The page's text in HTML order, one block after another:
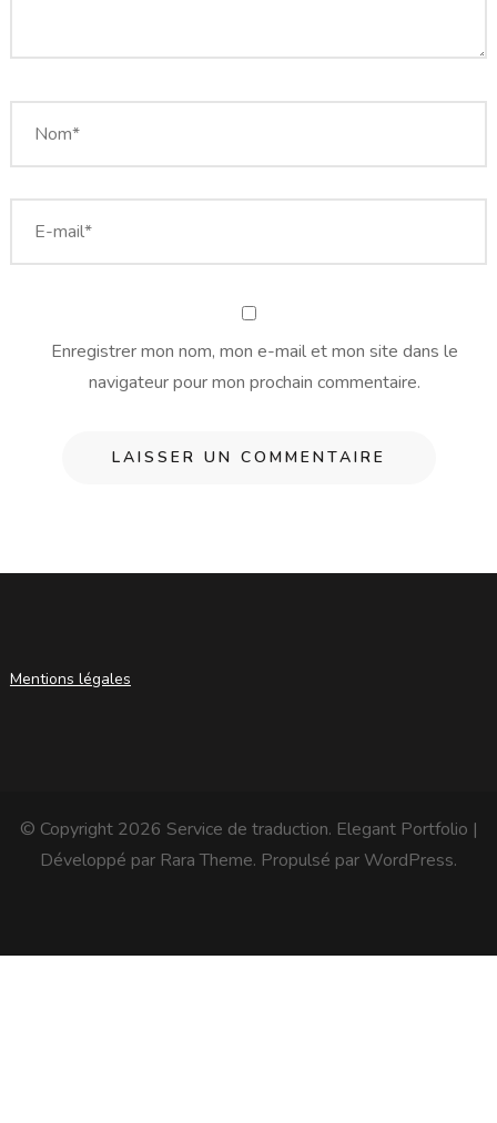
Enregistrer mon nom, mon e-mail et mon site dans le
navigateur pour mon prochain commentaire.
Mentions légales
© Copyright 2026 Service de traduction. Elegant Portfolio |
Développé par Rara Theme. Propulsé par WordPress.